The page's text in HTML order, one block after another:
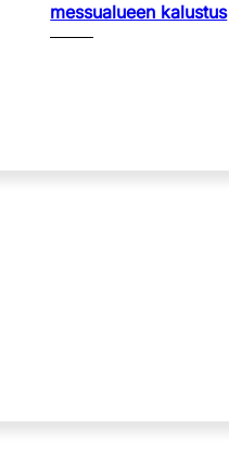
messualueen kalustus